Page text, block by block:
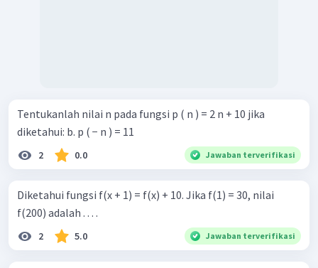
Tentukanlah nilai n pada fungsi p ( n ) = 2 n + 10 jika
diketahui: b. p ( − n ) = 11
2 0.0 Jawaban terverifikasi
Diketahui fungsi f(x + 1) = f(x) + 10. Jika f(1) = 30, nilai
f(200) adalah . . . .
2 5.0 Jawaban terverifikasi